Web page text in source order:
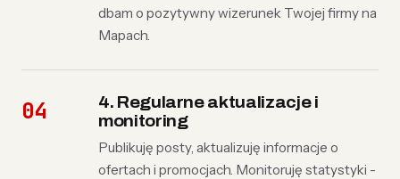
dbam o pozytywny wizerunek Twojej firmy na
Mapach.
4. Regularne aktualizacje i
monitoring
Publikuję posty, aktualizuję informacje o
ofertach i promocjach. Monitoruję statystyki -